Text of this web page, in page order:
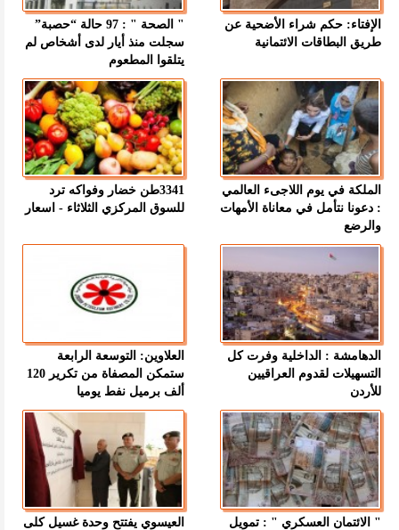
الإفتاء: حكم شراء الأضحية عن
طريق البطاقات الائتمانية
" الصحة " : 97 حالة “حصبة”
سجلت منذ أيار لدى أشخاص لم
يتلقوا المطعوم
الملكة في يوم اللاجىء العالمي
: دعونا نتأمل في معاناة الأمهات
والرضع
3341طن خضار وفواكه ترد
للسوق المركزي الثلاثاء - اسعار
الدهامشة : الداخلية وفرت كل
التسهيلات لقدوم العراقيين
للأردن
العلاوين: التوسعة الرابعة
ستمكن المصفاة من تكرير 120
ألف برميل نفط يوميا
" الائتمان العسكري " : تمويل
العيسوي يفتتح وحدة غسيل كلى